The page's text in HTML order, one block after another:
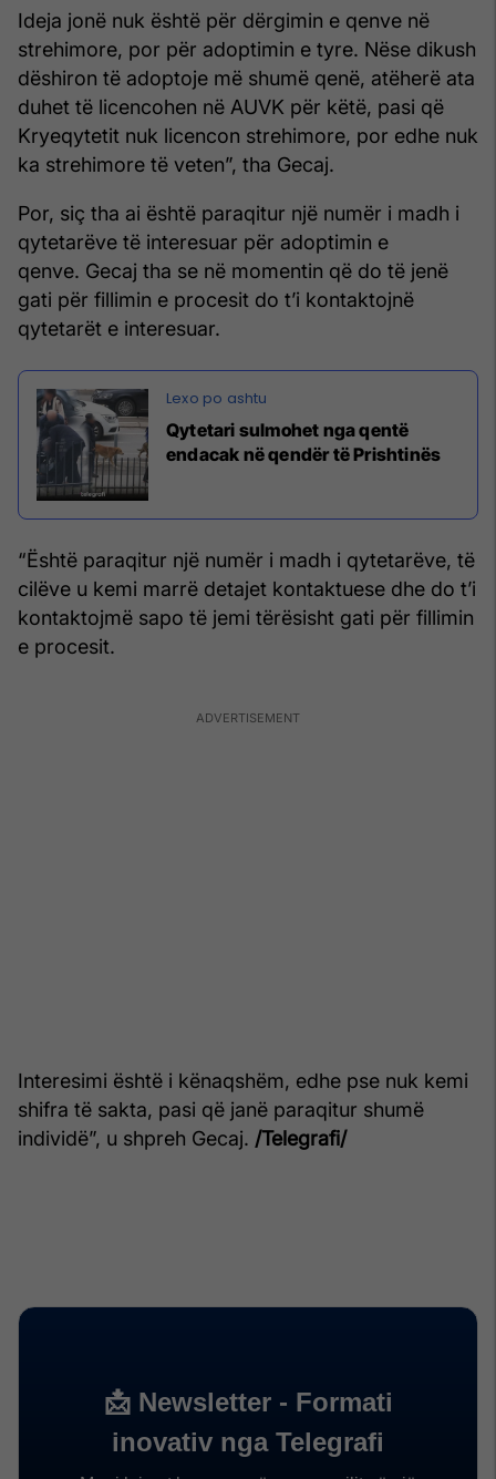
Ideja jonë nuk është për dërgimin e qenve në
strehimore, por për adoptimin e tyre. Nëse dikush
dëshiron të adoptoje më shumë qenë, atëherë ata
duhet të licencohen në AUVK për këtë, pasi që
Kryeqytetit nuk licencon strehimore, por edhe nuk
ka strehimore të veten”, tha Gecaj.
Por, siç tha ai është paraqitur një numër i madh i
qytetarëve të interesuar për adoptimin e
qenve. Gecaj tha se në momentin që do të jenë
gati për fillimin e procesit do t’i kontaktojnë
qytetarët e interesuar.
Qytetari sulmohet nga qentë
endacak në qendër të Prishtinës
“Është paraqitur një numër i madh i qytetarëve, të
cilëve u kemi marrë detajet kontaktuese dhe do t’i
kontaktojmë sapo të jemi tërësisht gati për fillimin
e procesit.
Interesimi është i kënaqshëm, edhe pse nuk kemi
shifra të sakta, pasi që janë paraqitur shumë
individë”, u shpreh Gecaj. /Telegrafi/